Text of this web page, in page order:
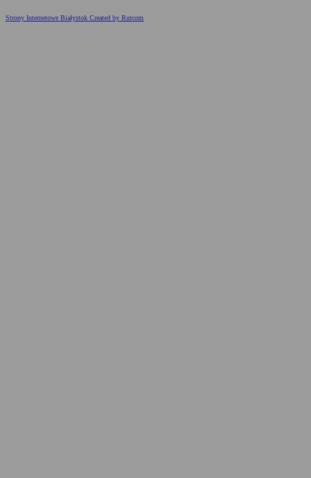
Strony Internetowe Białystok Created by Rutcom